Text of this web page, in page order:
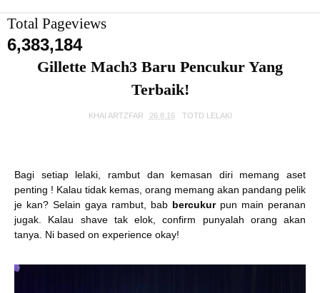
Total Pageviews
6,383,184
Gillette Mach3 Baru Pencukur Yang
Terbaik!
KHAI ARTZFAR 26.8.16 TOTD LELAKI
Bagi setiap lelaki, rambut dan kemasan diri memang aset
penting ! Kalau tidak kemas, orang memang akan pandang pelik
je kan? Selain gaya rambut, bab bercukurpun main peranan
jugak. Kalau shave tak elok, confirm punyalah orang akan
tanya. Ni based on experience okay!